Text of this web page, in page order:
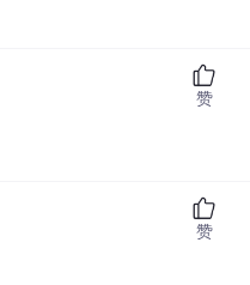
赞
赞